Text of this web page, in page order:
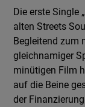
Menge
Die erste Single
alten Streets
Begleitend zum
gleichnamiger
minütigen Film
auf die Beine
der